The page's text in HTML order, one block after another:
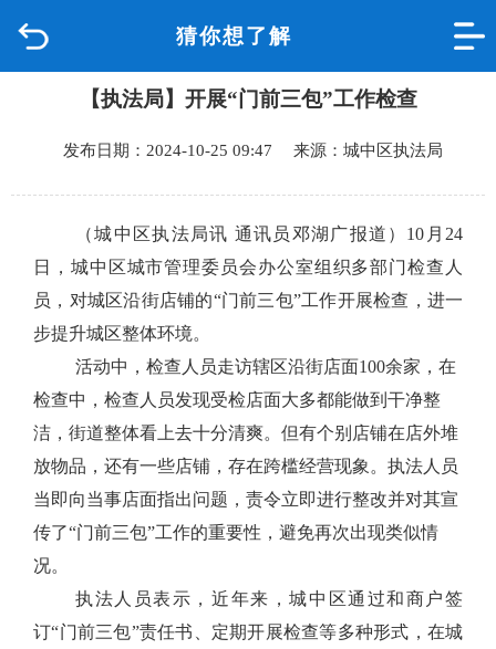
猜你想了解
新闻中心
政府信息公开
互动回应
数据专题
【执法局】开展“门前三包”工作检查
发布日期：2024-10-25 09:47 来源：城中区执法局
（城中区执法局讯 通讯员邓湖广报道）10月24
日， 城中区城市管理委员会办公室组织多部门检查人
员 ，对城区沿街店铺的“门前三包”工作开展检查，进一
步提升城区整体环境。
活动中，检查人员走访辖区沿街店面100余家，在
检查中，检查人员发现受检店面大多都能做到干净整
洁，街道整体看上去十分清爽。但有个别店铺在店外堆
放物品，还有一些店铺，存在跨槛经营现象。执法人员
当即向当事店面指出问题，责令立即进行整改并对其宣
传了“门前三包”工作的重要性，避免再次出现类似情
况。
执法人员表示，近年来，城中区通过和商户签
订“门前三包”责任书、定期开展检查等多种形式，在城